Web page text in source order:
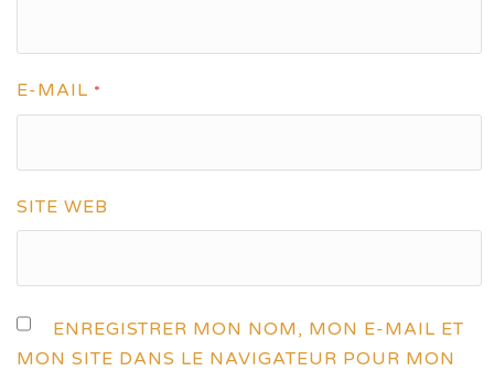
E-MAIL *
SITE WEB
ENREGISTRER MON NOM, MON E-MAIL ET
MON SITE DANS LE NAVIGATEUR POUR MON